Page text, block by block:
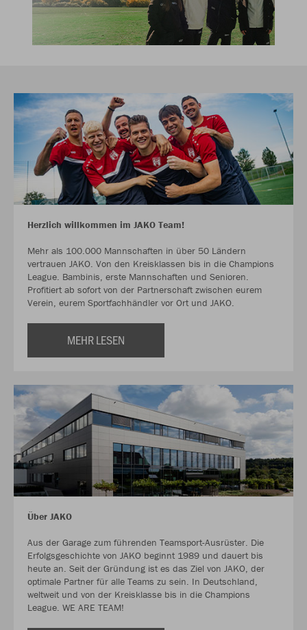
Herzlich willkommen im JAKO Team!
Mehr als 100.000 Mannschaften in über 50 Ländern
vertrauen JAKO. Von den Kreisklassen bis in die Champions
League. Bambinis, erste Mannschaften und Senioren.
Profitiert ab sofort von der Partnerschaft zwischen eurem
Verein, eurem Sportfachhändler vor Ort und JAKO.
MEHR LESEN
Über JAKO
Aus der Garage zum führenden Teamsport-Ausrüster. Die
Erfolgsgeschichte von JAKO beginnt 1989 und dauert bis
heute an. Seit der Gründung ist es das Ziel von JAKO, der
optimale Partner für alle Teams zu sein. In Deutschland,
weltweit und von der Kreisklasse bis in die Champions
League. WE ARE TEAM!